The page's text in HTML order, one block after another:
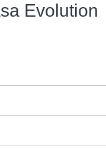
Evolution